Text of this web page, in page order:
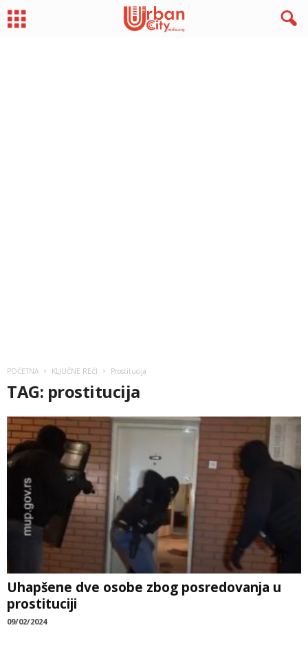
POČETNA KLJUČNE REČI Prostitucija
TAG: prostitucija
Uhapšene dve osobe zbog posredovanja u
prostituciji
09/02/2024